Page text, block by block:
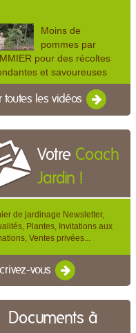
Moins de
pommes par
pour des récoltes
et savoureuses
toutes les vidéos
Votre Coach
Jardin !
de jardinage Newsletter,
Plantes, Invitations aux
Ventes privées...
vous
Documents à